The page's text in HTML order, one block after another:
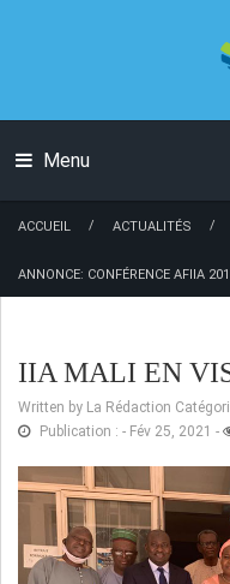
Menu
ACCUEIL / ACTUALITÉS /
ANNONCE: CONFÉRENCE AFIIA
IIA MALI EN
Written by La Rédaction
Publication : - Fév 25, 2021 -